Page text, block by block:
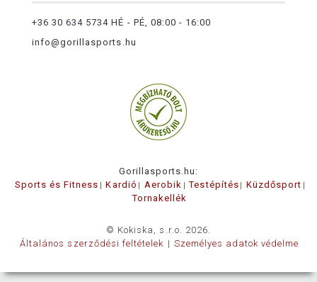
+36 30 634 5734 HÉ - PÉ, 08:00 - 16:00
info@gorillasports.hu
Gorillasports.hu:
Sports és Fitness
Kardió Aerobik Testépítés
Küzdősport
Tornakellék
© Kokiska, s.r.o. 2026.
Általános szerződési feltételek
Személyes adatok védelme